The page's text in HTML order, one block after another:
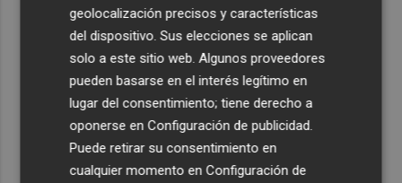
geolocalización precisos y características
del dispositivo. Sus elecciones se aplican
solo a este sitio web. Algunos proveedores
pueden basarse en el interés legítimo en
lugar del consentimiento; tiene derecho a
oponerse enConfiguración de publicidad.
Puede retirar su consentimiento en
cualquier momento enConfiguración de